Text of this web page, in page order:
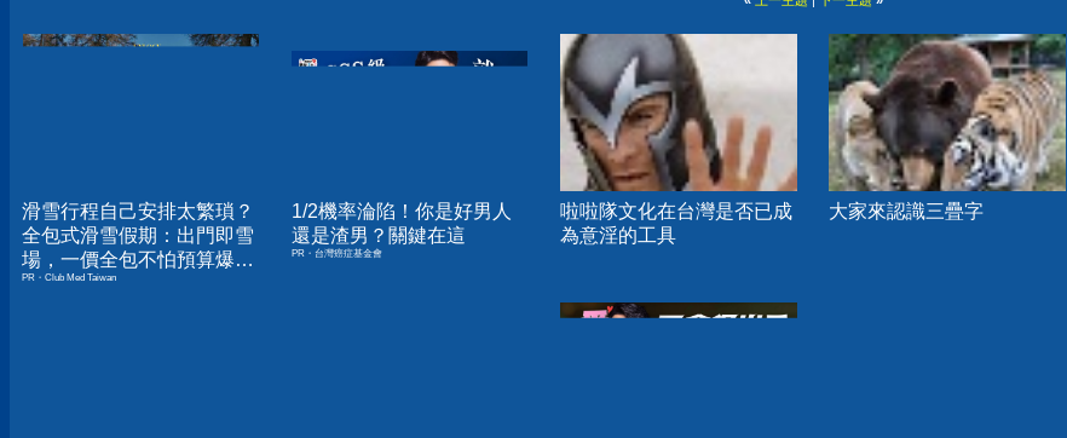
滑雪行程自己安排太繁瑣？
全包式滑雪假期：出門即雪
場，一價全包不怕預算爆
表！
PR・Club Med Taiwan
1/2機率淪陷！你是好男人
還是渣男？關鍵在這
PR・台灣癌症基金會
啦啦隊文化在台灣是否已成
為意淫的工具
大家來認識三疊字